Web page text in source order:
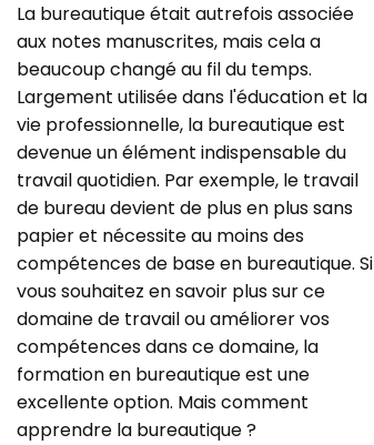
La bureautique était autrefois associée
aux notes manuscrites, mais cela a
beaucoup changé au fil du temps.
Largement utilisée dans l'éducation et la
vie professionnelle, la bureautique est
devenue un élément indispensable du
travail quotidien. Par exemple, le travail
de bureau devient de plus en plus sans
papier et nécessite au moins des
compétences de base en bureautique. Si
vous souhaitez en savoir plus sur ce
domaine de travail ou améliorer vos
compétences dans ce domaine, la
formation en bureautique est une
excellente option. Mais comment
apprendre la bureautique ?